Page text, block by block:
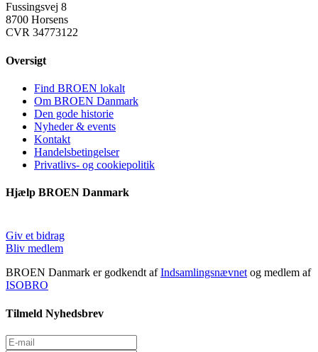
Fussingsvej 8
8700 Horsens
CVR 34773122
Oversigt
Find BROEN lokalt
Om BROEN Danmark
Den gode historie
Nyheder & events
Kontakt
Handelsbetingelser
Privatlivs- og cookiepolitik
Hjælp BROEN Danmark
Giv et bidrag
Bliv medlem
BROEN Danmark er godkendt afIndsamlingsnævnetog medlem af
ISOBRO
Tilmeld Nyhedsbrev